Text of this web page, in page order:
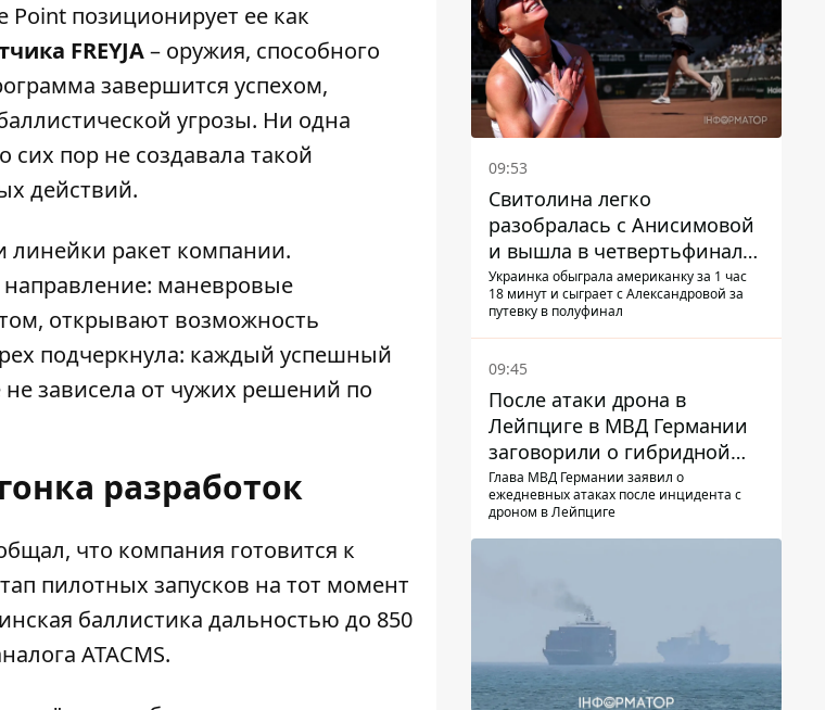
Point позиционирует ее как
FREYJA– оружия, способного
завершится успехом,
угрозы. Ни одна
пор не создавала такой
действий.
линейки ракет компании.
направление: маневровые
открывают возможность
подчеркнула: каждый успешный
зависела от чужих решений по
разработок
что компания готовится к
пилотных запусков на тот момент
баллистика дальностью до 850
ATACMS.
09:53
Свитолина легко
разобралась с Анисимовой
и вышла в четвертьфинал
турнира в Торонто
Украинка обыграла американку за 1 час
18 минут и сыграет с Александровой за
путевку в полуфинал
09:45
После атаки дрона в
Лейпциге в МВД Германии
заговорили о гибридной
войне – мы ежедневно цель
Глава МВД Германии заявил о
ежедневных атаках после инцидента с
дроном в Лейпциге